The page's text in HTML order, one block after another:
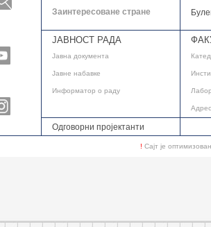
Заинтересоване стране
ЈАВНОСТ РАДА
Јавнa документа
Јавне набавке
Информатор о раду
Одговорни пројектанти
! Сајт је